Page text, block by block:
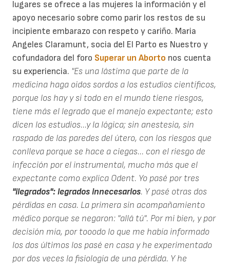
lugares se ofrece a las mujeres la información y el
apoyo necesario sobre como parir los restos de su
incipiente embarazo con respeto y cariño. Maria
Angeles Claramunt, socia del El Parto es Nuestro y
cofundadora del foro Superar un Aborto nos cuenta
su experiencia. "Es una lástima que parte de la
medicina haga oidos sordos a los estudios científicos,
porque los hay y si todo en el mundo tiene riesgos,
tiene más el legrado que el manejo expectante; esto
dicen los estudios...y la lógica; sin anestesia, sin
raspado de las paredes del útero, con los riesgos que
conlleva porque se hace a ciegas... con el riesgo de
infección por el instrumental, mucho más que el
expectante como explica Odent. Yo pasé por tres
"ilegrados": legrados innecesarios. Y pasé otras dos
pérdidas en casa. La primera sin acompañamiento
médico porque se negaron: "allá tú". Por mi bien, y por
decisión mía, por tooodo lo que me había informado
los dos últimos los pasé en casa y he experimentado
por dos veces la fisiología de una pérdida. Y he